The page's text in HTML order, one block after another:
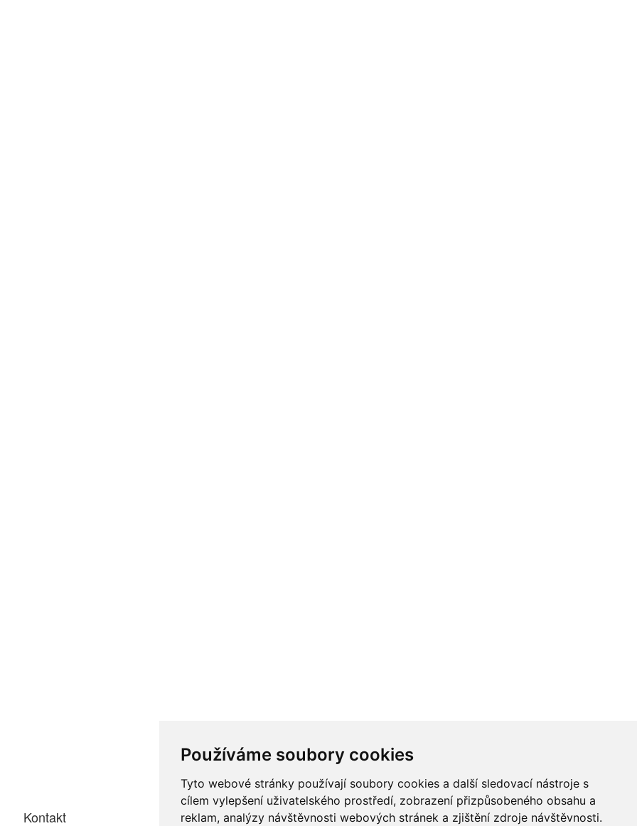
Používáme soubory cookies
Tyto webové stránky používají soubory cookies a další sledovací nástroje s
cílem vylepšení uživatelského prostředí, zobrazení přizpůsobeného obsahu a
reklam, analýzy návštěvnosti webových stránek a zjištění zdroje návštěvnosti.
Kontakt